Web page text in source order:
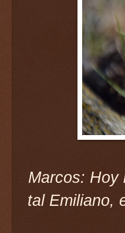
Marcos: Hoy
tal Emiliano,